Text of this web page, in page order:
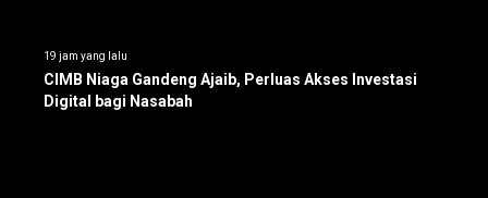
19 jam yang lalu
CIMB Niaga Gandeng Ajaib, Perluas Akses Investasi
Digital bagi Nasabah